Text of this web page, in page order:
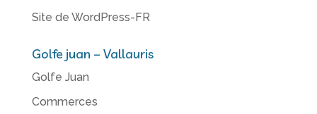
Site de WordPress-FR
Golfe juan – Vallauris
Golfe Juan
Commerces